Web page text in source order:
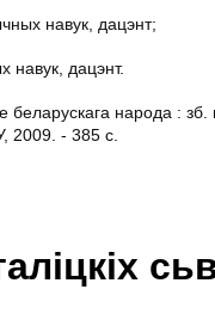
навук, дацэнт;
навук, дацэнт.
беларускага народа :
2009. - 385 с.